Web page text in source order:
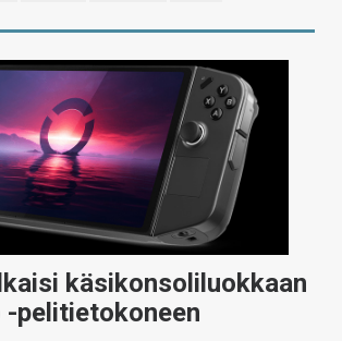
käsikonsoliluokkaan
-pelitietokoneen